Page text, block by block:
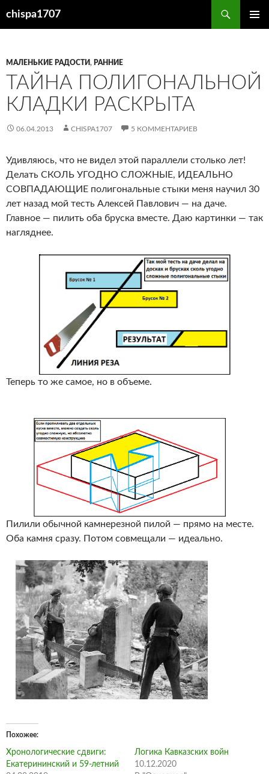
chispa1707
МАЛЕНЬКИЕ РАДОСТИ, РАННИЕ
ТАЙНА ПОЛИГОНАЛЬНОЙ
КЛАДКИ РАСКРЫТА
06.04.2013 CHISPA1707 5 КОММЕНТАРИЕВ
Удивляюсь, что не видел этой параллели столько лет!
Делать СКОЛЬ УГОДНО СЛОЖНЫЕ, ИДЕАЛЬНО
СОВПАДАЮЩИЕ полигональные стыки меня научил 30
лет назад мой тесть Алексей Павлович — на даче.
Главное — пилить оба бруска вместе. Даю картинки — так
нагляднее.
Теперь то же самое, но в объеме.
Пилили обычной камнерезной пилой — прямо на месте.
Оба камня сразу. Потом совмещали — идеально.
Похожее
Хронологические сдвиги:
Екатерининский и 59-летний
Логика Кавказских войн
10.12.2020